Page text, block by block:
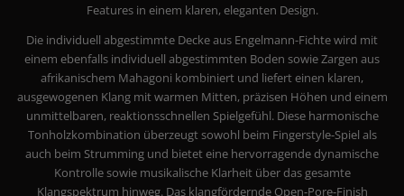
Features in einem klaren, eleganten Design.
Die individuell abgestimmte Decke aus Engelmann-Fichte wird mit
einem ebenfalls individuell abgestimmten Boden sowie Zargen aus
afrikanischem Mahagoni kombiniert und liefert einen klaren,
ausgewogenen Klang mit warmen Mitten, präzisen Höhen und einem
unmittelbaren, reaktionsschnellen Spielgefühl. Diese harmonische
Tonholzkombination überzeugt sowohl beim Fingerstyle-Spiel als
auch beim Strumming und bietet eine hervorragende dynamische
Kontrolle sowie musikalische Klarheit über das gesamte
Klangspektrum hinweg. Das klangfördernde Open-Pore-Finish